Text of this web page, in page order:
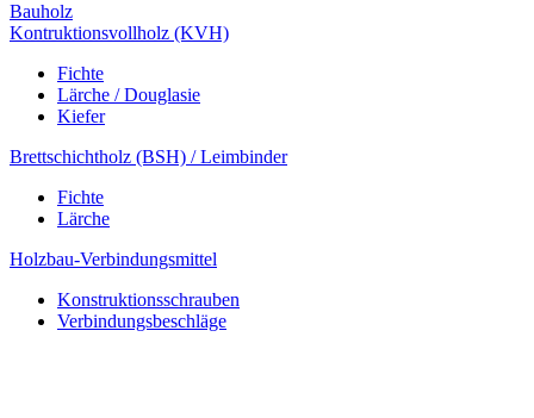
Bauholz
Kontruktionsvollholz (KVH)
Fichte
Lärche / Douglasie
Kiefer
Brettschichtholz (BSH) / Leimbinder
Fichte
Lärche
Holzbau-Verbindungsmittel
Konstruktionsschrauben
Verbindungsbeschläge